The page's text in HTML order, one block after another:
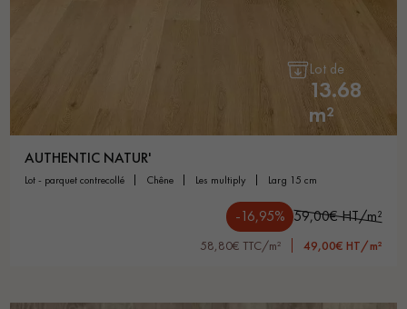
Lot de
13.68
m²
AUTHENTIC NATUR'
lot - parquet contrecollé chêne les multiply larg 15 cm
-16,95% 59,00€ HT/m²
58,80€ TTC/m² 49,00€ HT/m²